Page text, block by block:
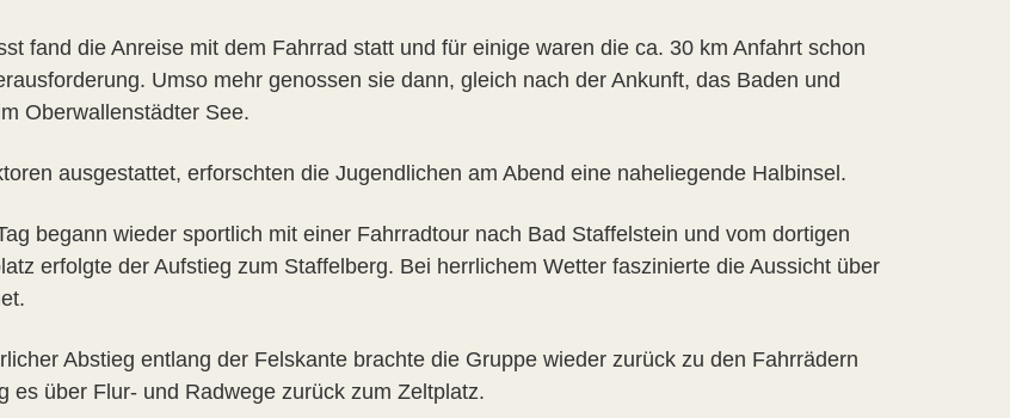
fand die Anreise mit dem Fahrrad statt und für einige waren die ca. 30 km Anfahrt schon
Umso mehr genossen sie dann, gleich nach der Ankunft, das Baden und
Oberwallenstädter See.
ausgestattet, erforschten die Jugendlichen am Abend eine naheliegende Halbinsel.
begann wieder sportlich mit einer Fahrradtour nach Bad Staffelstein und vom dortigen
erfolgte der Aufstieg zum Staffelberg. Bei herrlichem Wetter faszinierte die Aussicht über
Abstieg entlang der Felskante brachte die Gruppe wieder zurück zu den Fahrrädern
es über Flur- und Radwege zurück zum Zeltplatz.